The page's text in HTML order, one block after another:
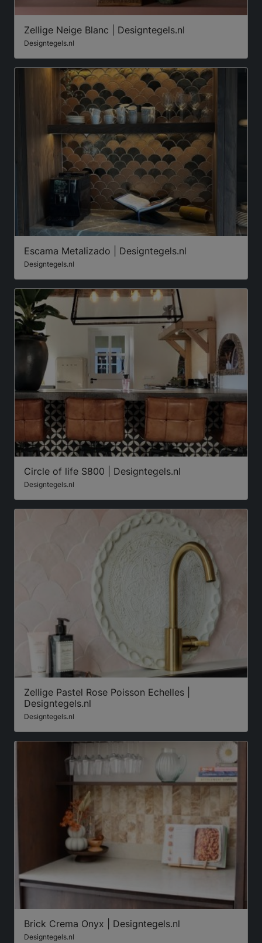
Zellige Neige Blanc | Designtegels.nl
Designtegels.nl
Escama Metalizado | Designtegels.nl
Designtegels.nl
Circle of life S800 | Designtegels.nl
Designtegels.nl
Zellige Pastel Rose Poisson Echelles |
Designtegels.nl
Designtegels.nl
Brick Crema Onyx | Designtegels.nl
Designtegels.nl